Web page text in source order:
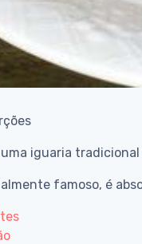
uma iguaria
famoso, é